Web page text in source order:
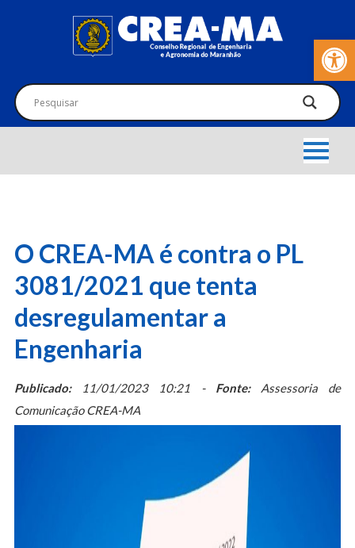
Barra de
O CREA-MA é contra o PL
3081/2021 que tenta
desregulamentar a
Engenharia
Publicado:11/01/2023 10:21 - Fonte:Assessoria de
Comunicação CREA-MA